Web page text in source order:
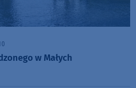
w Małych